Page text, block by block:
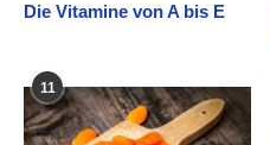
Die Vitamine von A bis E
11